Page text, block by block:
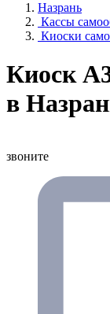
Назрань
Кассы
Киоски
Киоск
в
звоните